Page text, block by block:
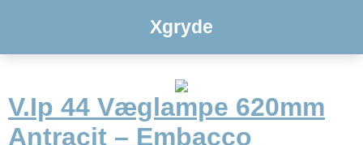
Xgryde
V.Ip 44 Væglampe 620mm
Antracit – Embacco